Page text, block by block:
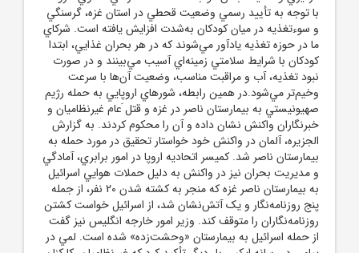
با توجه به تأييد رسمي وضعيت قحطي در استان غزه، گرسنگي
و سوءتغذيه در ميان کودکان به‌شدت افزايش يافته است. شرکاي
ما در حوزه تغذيه يادآور مي‌شوند که در هر بحران غذايي، ابتدا
کودکان با شرايط سلامتي زمينه‌اي آسيب مي‌بينند و در صورت
نبود تغذيه، آب و مراقبت مناسب، وضعيت آن‌ها با سرعت
وخيم‌تر مي‌شود.در همين رابطه، شورهاي اروپايي به حمله رژيم
صهيونيستي به بيمارستان ناصر در غزه و قتل َعام غيرنظاميان و
خبرنگاران واکنش نشان داده و آن را محکوم کردند. به گزارش
الجزيره، آلمان در واکنش خود خواستار تحقيق در مورد حمله به
بيمارستان ناصر شد. کميسر اتحاديه اروپا در امور برابري، آمادگي
و مديريت بحران نيز در واکنش به دليل حملات هوايي اسرائيل
به بيمارستان ناصر غزه که منجر به کشته شدن 20 نفر، از جمله
پنج روزنامه‌نگار و يک آتش‌نشان شد، از اسرائيل خواست کشتن
روزنامه‌نگاران را متوقف کند. وزير امور خارجه انگليس نيز گفت
از حمله اسرائيل به بيمارستان «وحشت‌زده» شده است. لمي در